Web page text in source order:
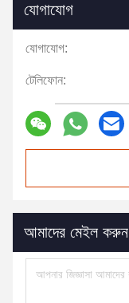
যোগাযোগ
যোগাযোগ:
টেলিফোন:
আমাদের মেইল করুন